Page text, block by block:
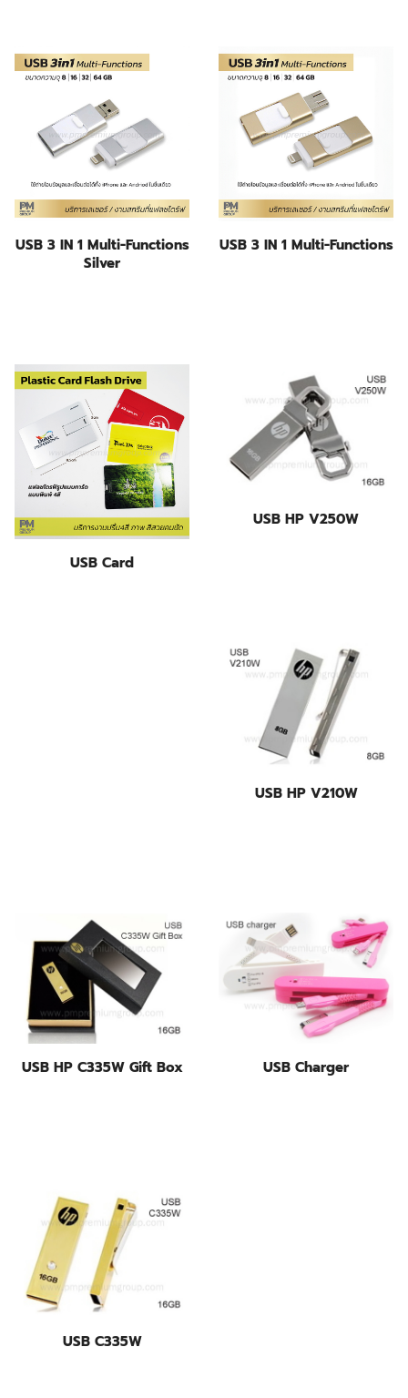
USB 3 IN 1 Multi-Functions
Silver
USB 3 IN 1 Multi-Functions
USB Card
USB HP V250W
USB HP V210W
USB HP C335W Gift Box USB Charger
USB C335W